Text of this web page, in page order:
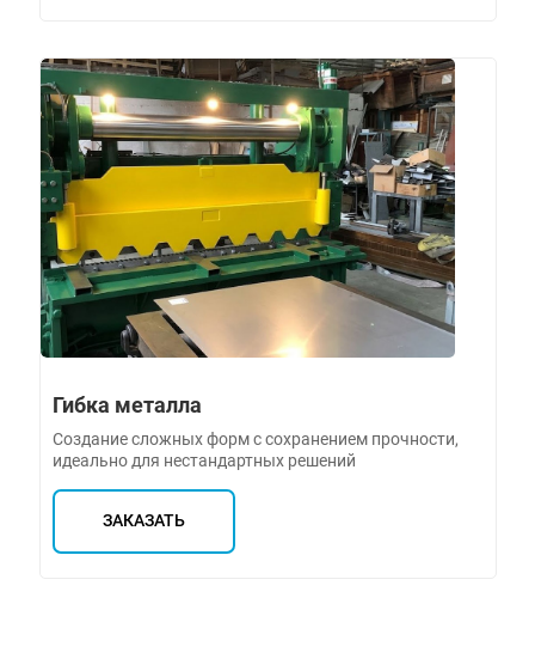
Гибка металла
Создание сложных форм с сохранением прочности,
идеально для нестандартных решений
ЗАКАЗАТЬ